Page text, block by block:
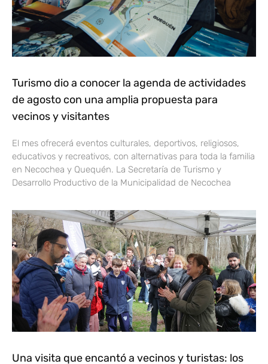
Turismo dio a conocer la agenda de actividades
de agosto con una amplia propuesta para
vecinos y visitantes
El mes ofrecerá eventos culturales, deportivos, religiosos,
educativos y recreativos, con alternativas para toda la familia
en Necochea y Quequén. La Secretaría de Turismo y
Desarrollo Productivo de la Municipalidad de Necochea
Una visita que encantó a vecinos y turistas: los